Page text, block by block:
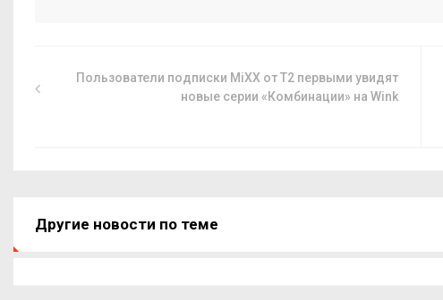
Пользователи подписки MiXX от T2 первыми увидят
новые серии «Комбинации» на Wink
Другие новости по теме